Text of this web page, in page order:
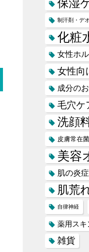
保湿
制汗剤・デ
化粧
女性ホ
女性向
成分の
毛穴ケ
洗顔
皮膚常在
美容
肌の炎
肌荒
自律神経
薬用スキ
雑貨